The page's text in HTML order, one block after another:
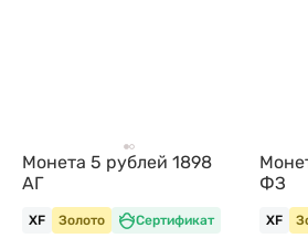
Монета 5 рублей 1898
АГ
XF Золото Сертификат
ФЗ
XF